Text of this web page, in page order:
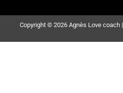
Copyright © 2026 Agnès Love coach |